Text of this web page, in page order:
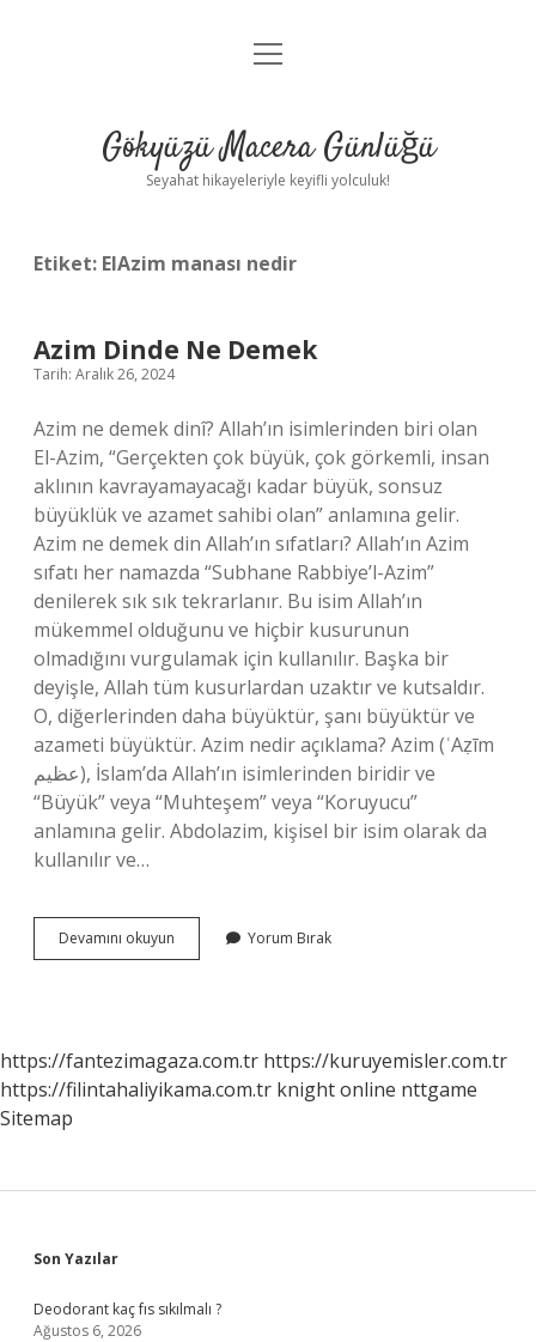
Anasayfa
Yasal Uyarı
menüyü
Gökyüzü Macera Günlüğü
Seyahat hikayeleriyle keyifli yolculuk!
Etiket: ElAzim manası nedir
Azim Dinde Ne Demek
Tarih: Aralık 26, 2024
Azim ne demek dinî? Allah’ın isimlerinden biri olan
El-Azim, “Gerçekten çok büyük, çok görkemli, insan
aklının kavrayamayacağı kadar büyük, sonsuz
büyüklük ve azamet sahibi olan” anlamına gelir.
Azim ne demek din Allah’ın sıfatları? Allah’ın Azim
sıfatı her namazda “Subhane Rabbiye’l-Azim”
denilerek sık sık tekrarlanır. Bu isim Allah’ın
mükemmel olduğunu ve hiçbir kusurunun
olmadığını vurgulamak için kullanılır. Başka bir
deyişle, Allah tüm kusurlardan uzaktır ve kutsaldır.
O, diğerlerinden daha büyüktür, şanı büyüktür ve
azameti büyüktür. Azim nedir açıklama? Azim (ʿAẓīm
عظيم), İslam’da Allah’ın isimlerinden biridir ve
“Büyük” veya “Muhteşem” veya “Koruyucu”
anlamına gelir. Abdolazim, kişisel bir isim olarak da
kullanılır ve…
Devamını okuyun
Dinde
Yorum Bırak
https://fantezimagaza.com.tr https://kuruyemisler.com.tr
https://filintahaliyikama.com.tr knight online nttgame
Sitemap
Sidebar
Son Yazılar
Deodorant kaç fıs sıkılmalı ?
Ağustos 6, 2026